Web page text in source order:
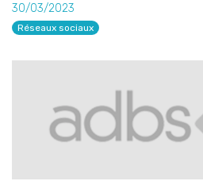
30/03/2023
Réseaux sociaux